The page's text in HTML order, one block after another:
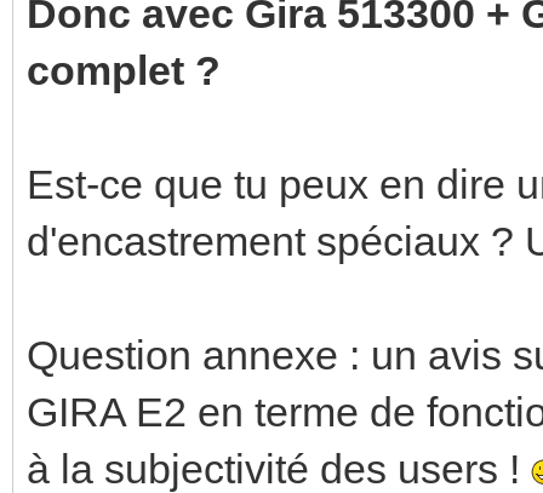
Donc avec Gira 513300 +
complet ?
Est-ce que tu peux en dire
d'encastrement spéciaux ?
Question annexe : un avis
GIRA E2 en terme de
à la subjectivité des users !